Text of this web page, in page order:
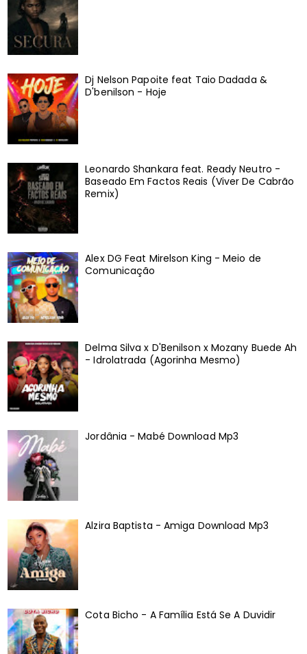
Dj Nelson Papoite feat Taio Dadada &
D'benilson - Hoje
Leonardo Shankara feat. Ready Neutro -
Baseado Em Factos Reais (Viver De Cabrão
Remix)
Alex DG Feat Mirelson King - Meio de
Comunicação
Delma Silva x D'Benilson x Mozany Buede Ah
- Idrolatrada (Agorinha Mesmo)
Jordânia - Mabé Download Mp3
Alzira Baptista - Amiga Download Mp3
Cota Bicho - A Família Está Se A Duvidir